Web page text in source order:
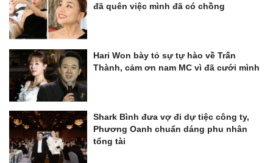
đã quên việc mình đã có chồng
Hari Won bày tỏ sự tự hào về Trấn
Thành, cảm ơn nam MC vì đã cưới mình
Shark Bình đưa vợ đi dự tiệc công ty,
Phương Oanh chuẩn dáng phu nhân
tổng tài